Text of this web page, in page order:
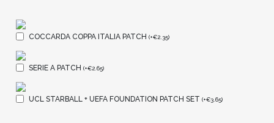
COCCARDA COPPA ITALIA PATCH(+€2.35)
SERIE A PATCH(+€2.65)
UCL STARBALL + UEFA FOUNDATION PATCH SET(+€3.65)